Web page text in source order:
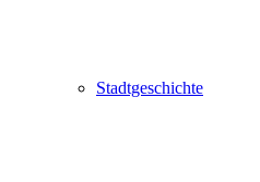
Stadtgeschichte